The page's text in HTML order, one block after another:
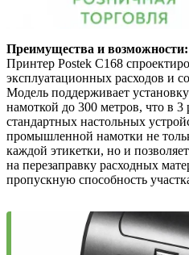
Преимущества и возможности:
Принтер Postek C168
эксплуатационных расходов и
Модель поддерживает
намоткой до 300 метров, что в
стандартных настольных
промышленной намотки не
каждой этикетки, но и
на перезаправку расходных
пропускную способность